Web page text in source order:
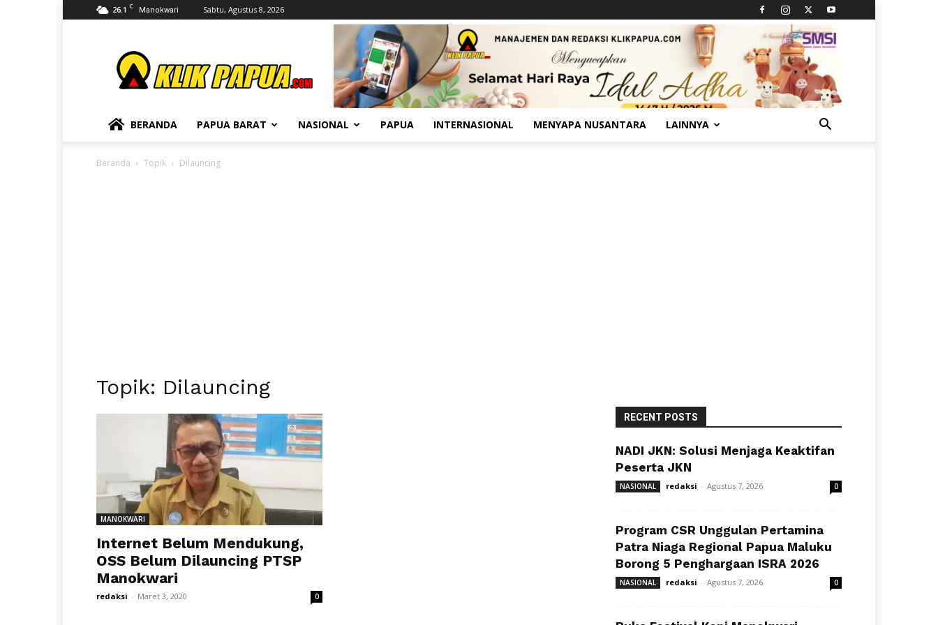
26.1 C Manokwari Sabtu, Agustus 8, 2026
BERANDA PAPUA BARAT NASIONAL PAPUA INTERNASIONAL MENYAPA NUSANTARA LAINNYA
Beranda Topik Dilauncing
Topik: Dilauncing
MANOKWARI
Internet Belum Mendukung,
OSS Belum Dilauncing PTSP
Manokwari
redaksi - Maret 3, 2020 0
RECENT POSTS
NADI JKN: Solusi Menjaga Keaktifan
Peserta JKN
NASIONAL redaksi - Agustus 7, 2026 0
Program CSR Unggulan Pertamina
Patra Niaga Regional Papua Maluku
Borong 5 Penghargaan ISRA 2026
NASIONAL redaksi - Agustus 7, 2026 0